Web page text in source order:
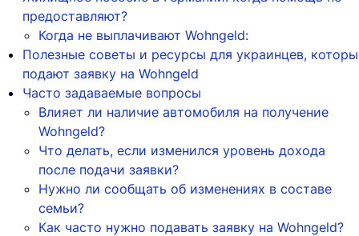
предоставляют?
Когда не выплачивают Wohngeld:
Полезные советы и ресурсы для украинцев,
подают заявку на Wohngeld
Часто задаваемые вопросы
Влияет ли наличие автомобиля на получение
Wohngeld?
Что делать, если изменился уровень дохода
после подачи заявки?
Нужно ли сообщать об изменениях в составе
семьи?
Как часто нужно подавать заявку на Wohngeld?